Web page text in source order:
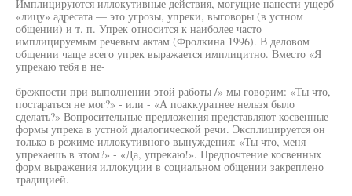
Имплицируются иллокутивные действия, могущие нанести ущерб
«лицу» адресата — это угрозы, упреки, выговоры (в устном
общении) и т. п. Упрек относится к наиболее часто
имплицируемым речевым актам (Фролкина 1996). В деловом
общении чаще всего упрек выражается имплицитно. Вместо «Я
упрекаю тебя в не-
брежпости при выполнении этой работы /» мы говорим: «Ты что,
постараться не мог?» - или - «А поаккуратнее нельзя было
сделать?» Вопросительные предложения представляют косвенные
формы упрека в устной диалогической речи. Эксплицируется он
только в режиме иллокутивного вынуждения: «Ты что, меня
упрекаешь в этом?» - «Да, упрекаю!». Предпочтение косвенных
форм выражения иллокуции в социальном общении закреплено
традицией.